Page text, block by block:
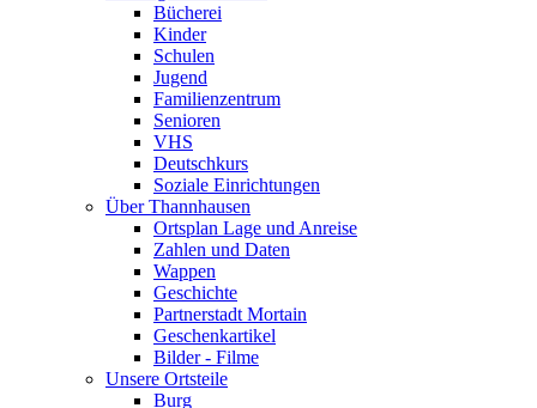
Bücherei
Kinder
Schulen
Jugend
Familienzentrum
Senioren
VHS
Deutschkurs
Soziale Einrichtungen
Über Thannhausen
Ortsplan Lage und Anreise
Zahlen und Daten
Wappen
Geschichte
Partnerstadt Mortain
Geschenkartikel
Bilder - Filme
Unsere Ortsteile
Burg